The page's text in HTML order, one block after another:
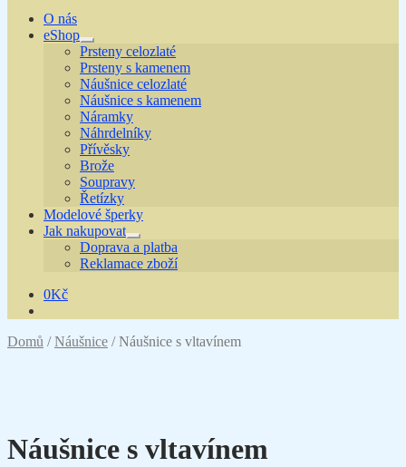
O nás
eShop
Expand
child
menu
Prsteny celozlaté
Prsteny s kamenem
Náušnice celozlaté
Náušnice s kamenem
Náramky
Náhrdelníky
Přívěsky
Brože
Soupravy
Řetízky
Modelové šperky
Jak nakupovat
Expand
child
menu
Doprava a platba
Reklamace zboží
0Kč
Domů /Náušnice /Náušnice s vltavínem
Náušnice s vltavínem